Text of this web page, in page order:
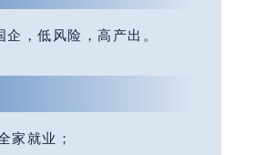
企，低风险，高产出。
家就业；